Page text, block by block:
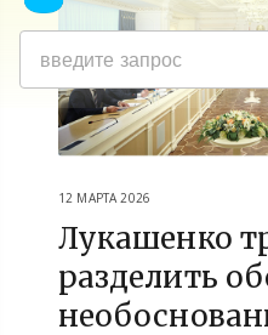
12 МАРТА 2026
Лукашенко
разделить